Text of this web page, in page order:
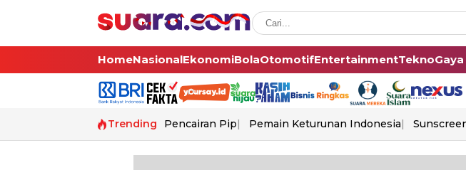
HomeNasionalEkonomiBolaOtomotifEntertainmentTekno
Trending Pencairan Pip Pemain Keturunan Indonesia